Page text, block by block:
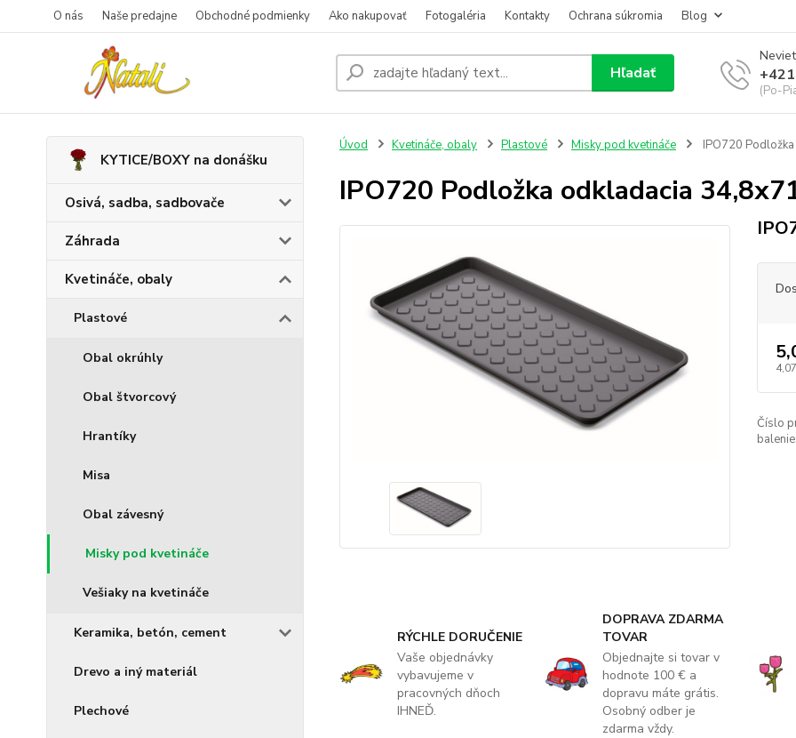
O nás Naše predajne Obchodné podmienky Ako nakupovať Fotogaléria Kontakty Ochrana súkromia Blog
Hľadať
(Po-
KYTICE/BOXY na donášku
Osivá, sadba, sadbovače
Záhrada
Kvetináče, obaly
Plastové
Obal okrúhly
Obal štvorcový
Hrantíky
Misa
Obal závesný
Misky pod kvetináče
Vešiaky na kvetináče
Keramika, betón, cement
Drevo a iný materiál
Plechové
Úvod Kvetináče, obaly Plastové Misky pod kvetináče IPO720
IPO720 Podložka odkladacia
Číslo
RÝCHLE DORUČENIE
Vaše objednávky
vybavujeme v
pracovných dňoch
IHNEĎ.
DOPRAVA ZDARMA
TOVAR
Objednajte si tovar v
hodnote 100 € a
dopravu máte grátis.
Osobný odber je
zdarma vždy.